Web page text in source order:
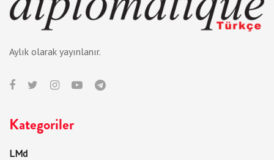
Aylık olarak yayınlanır.
Kategoriler
LMd